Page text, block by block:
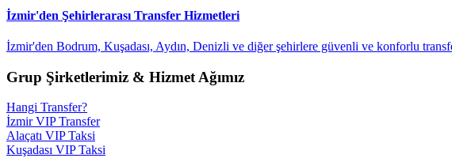
İzmir'den Şehirlerarası Transfer Hizmetleri
İzmir'den Bodrum, Kuşadası, Aydın, Denizli ve diğer şehirlere güvenli ve konforlu
Grup Şirketlerimiz & Hizmet Ağımız
Hangi Transfer?
İzmir VIP Transfer
Alaçatı VIP Taksi
Kuşadası VIP Taksi